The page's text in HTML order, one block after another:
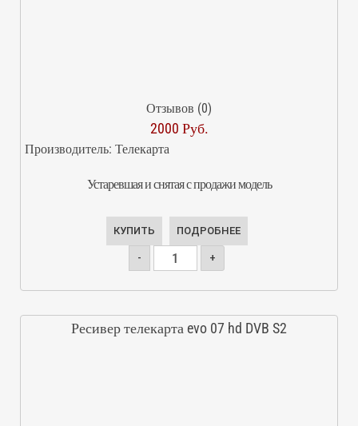
Отзывов (0)
2000 Руб.
Производитель: Телекарта
Устаревшая и снятая с продажи модель
КУПИТЬ ПОДРОБНЕЕ
- +
Ресивер телекарта evo 07 hd DVB S2